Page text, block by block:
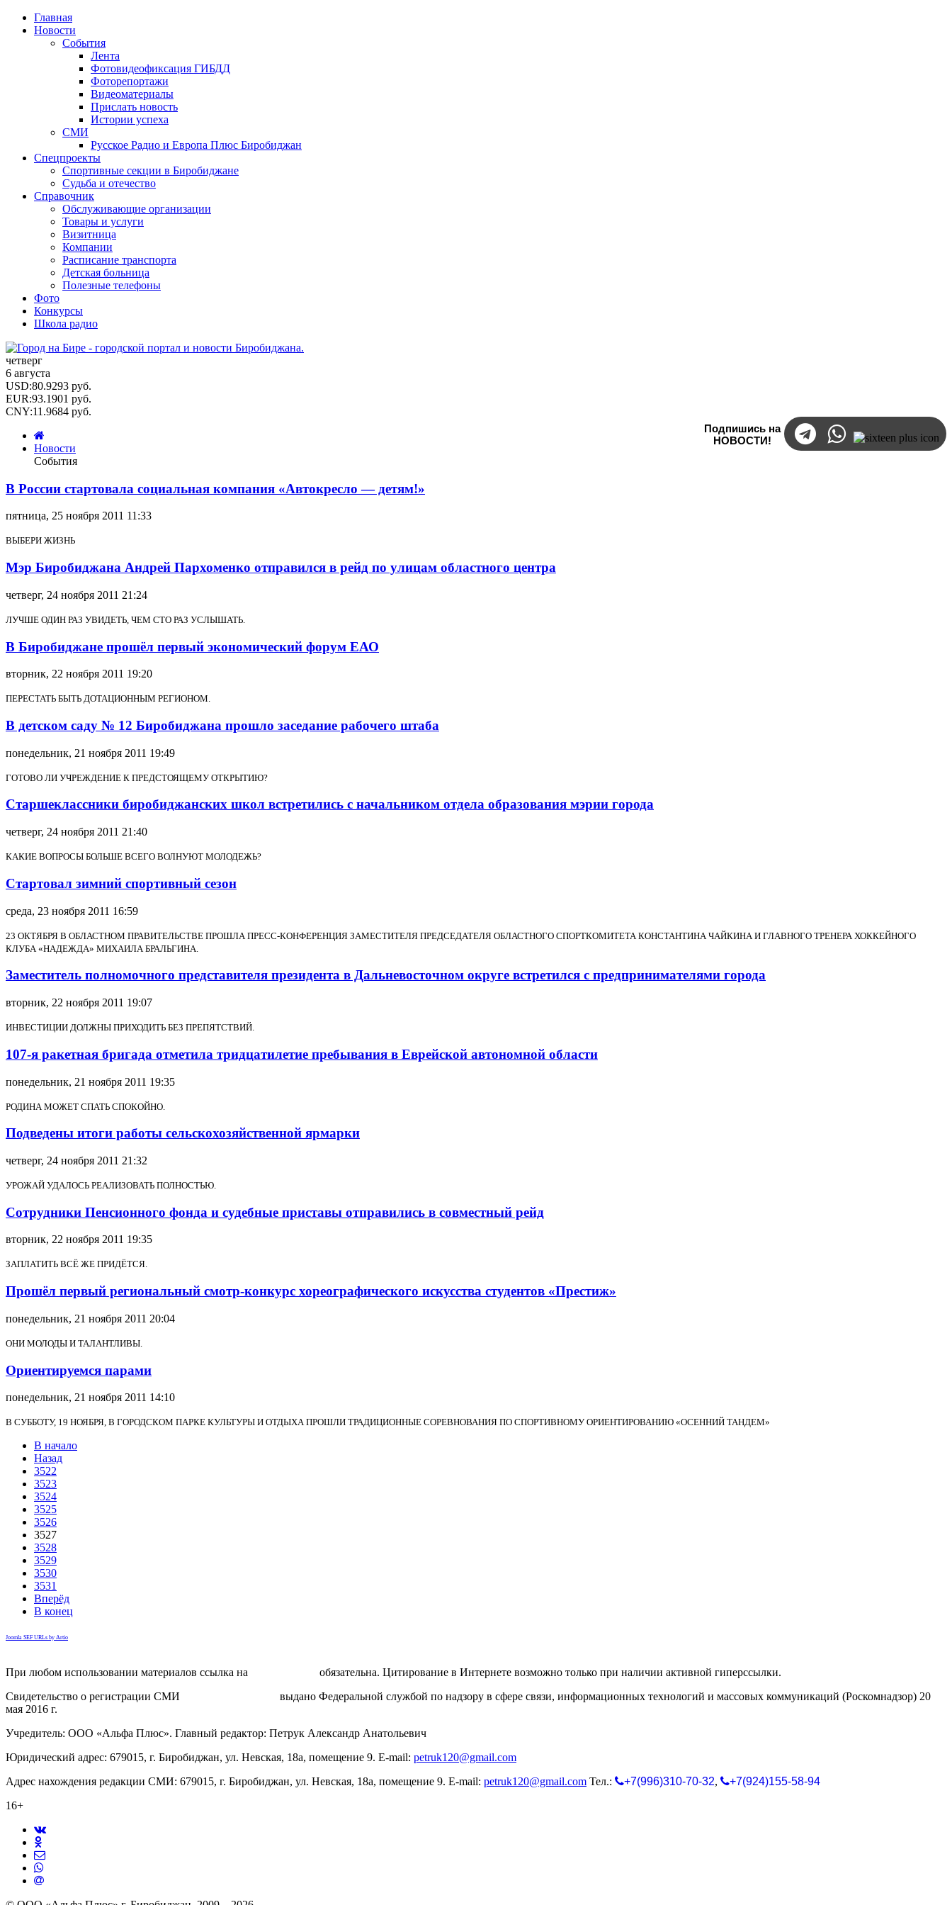
Главная
Новости
События
Лента
Фотовидеофиксация ГИБДД
Фоторепортажи
Видеоматериалы
Прислать новость
Истории успеха
СМИ
Русское Радио и Европа Плюс Биробиджан
Спецпроекты
Спортивные секции в Биробиджане
Судьба и отечество
Справочник
Обслуживающие организации
Товары и услуги
Визитница
Компании
Расписание транспорта
Детская больница
Полезные телефоны
Фото
Конкурсы
Школа радио
четверг
6 августа
USD:80.9293 руб.
EUR:93.1901 руб.
CNY:11.9684 руб.
Подпишись на
НОВОСТИ!
Новости
События
В России стартовала социальная компания «Автокресло — детям!»
пятница, 25 ноября 2011 11:33
ВЫБЕРИ ЖИЗНЬ
Мэр Биробиджана Андрей Пархоменко отправился в рейд по улицам областного центра
четверг, 24 ноября 2011 21:24
ЛУЧШЕ ОДИН РАЗ УВИДЕТЬ, ЧЕМ СТО РАЗ УСЛЫШАТЬ.
В Биробиджане прошёл первый экономический форум ЕАО
вторник, 22 ноября 2011 19:20
ПЕРЕСТАТЬ БЫТЬ ДОТАЦИОННЫМ РЕГИОНОМ.
В детском саду № 12 Биробиджана прошло заседание рабочего штаба
понедельник, 21 ноября 2011 19:49
ГОТОВО ЛИ УЧРЕЖДЕНИЕ К ПРЕДСТОЯЩЕМУ ОТКРЫТИЮ?
Старшеклассники биробиджанских школ встретились с начальником отдела образования мэрии города
четверг, 24 ноября 2011 21:40
КАКИЕ ВОПРОСЫ БОЛЬШЕ ВСЕГО ВОЛНУЮТ МОЛОДЕЖЬ?
Стартовал зимний спортивный сезон
среда, 23 ноября 2011 16:59
23 ОКТЯБРЯ В ОБЛАСТНОМ ПРАВИТЕЛЬСТВЕ ПРОШЛА ПРЕСС-КОНФЕРЕНЦИЯ ЗАМЕСТИТЕЛЯ ПРЕДСЕДАТЕЛЯ ОБЛАСТНОГО СПОРТКОМИТЕТА КОНСТАНТИНА ЧАЙКИНА И ГЛАВНОГО ТРЕНЕРА ХОККЕЙНОГО
КЛУБА «НАДЕЖДА» МИХАИЛА БРАЛЬГИНА.
Заместитель полномочного представителя президента в Дальневосточном округе встретился с предпринимателями города
вторник, 22 ноября 2011 19:07
ИНВЕСТИЦИИ ДОЛЖНЫ ПРИХОДИТЬ БЕЗ ПРЕПЯТСТВИЙ.
107-я ракетная бригада отметила тридцатилетие пребывания в Еврейской автономной области
понедельник, 21 ноября 2011 19:35
РОДИНА МОЖЕТ СПАТЬ СПОКОЙНО.
Подведены итоги работы сельскохозяйственной ярмарки
четверг, 24 ноября 2011 21:32
УРОЖАЙ УДАЛОСЬ РЕАЛИЗОВАТЬ ПОЛНОСТЬЮ.
Сотрудники Пенсионного фонда и судебные приставы отправились в совместный рейд
вторник, 22 ноября 2011 19:35
ЗАПЛАТИТЬ ВСЁ ЖЕ ПРИДЁТСЯ.
Прошёл первый региональный смотр-конкурс хореографического искусства студентов «Престиж»
понедельник, 21 ноября 2011 20:04
ОНИ МОЛОДЫ И ТАЛАНТЛИВЫ.
Ориентируемся парами
понедельник, 21 ноября 2011 14:10
В СУББОТУ, 19 НОЯБРЯ, В ГОРОДСКОМ ПАРКЕ КУЛЬТУРЫ И ОТДЫХА ПРОШЛИ ТРАДИЦИОННЫЕ СОРЕВНОВАНИЯ ПО СПОРТИВНОМУ ОРИЕНТИРОВАНИЮ «ОСЕННИЙ ТАНДЕМ»
В начало
Назад
3522
3523
3524
3525
3526
3527
3528
3529
3530
3531
Вперёд
В конец
Joomla SEF URLs by Artio
При любом использовании материалов ссылка на
обязательна. Цитирование в Интернете возможно только при наличии активной гиперссылки.
Свидетельство о регистрации СМИ
выдано Федеральной службой по надзору в сфере связи, информационных технологий и массовых коммуникаций (Роскомнадзор) 20
мая 2016 г.
Учредитель: ООО «Альфа Плюс». Главный редактор: Петрук Александр Анатольевич
Юридический адрес: 679015, г. Биробиджан, ул. Невская, 18а, помещение 9. E-mail: petruk120@gmail.com
Адрес нахождения редакции СМИ: 679015, г. Биробиджан, ул. Невская, 18а, помещение 9. E-mail: petruk120@gmail.com Тел.: +7(996)310-70-32,
+7(924)155-58-94
16+